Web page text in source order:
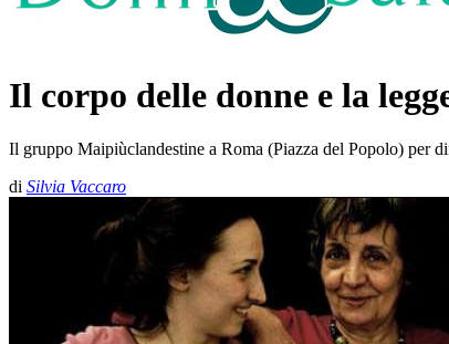
Il corpo delle donne e la
Il gruppo Maipiùclandestine a Roma (Piazza del Popolo) per
di Silvia Vaccaro